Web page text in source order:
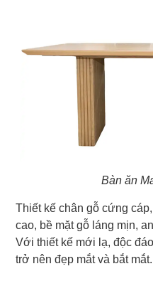
Bàn ăn
Thiết kế chân gỗ cứng
cao, bề mặt gỗ láng mịn,
Với thiết kế mới lạ, độc
trở nên đẹp mắt và bắt mắt.